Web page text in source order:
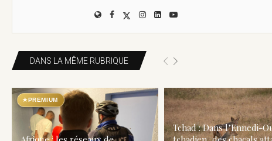
DANS LA MÊME RUBRIQUE
★PREMIUM
Tchad : Dans l’Ennedi-